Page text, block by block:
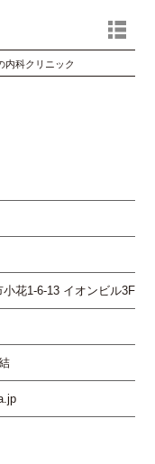
内科クリニック
花1-6-13 イオンビル3F